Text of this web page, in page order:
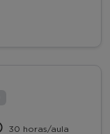
30 horas/aula